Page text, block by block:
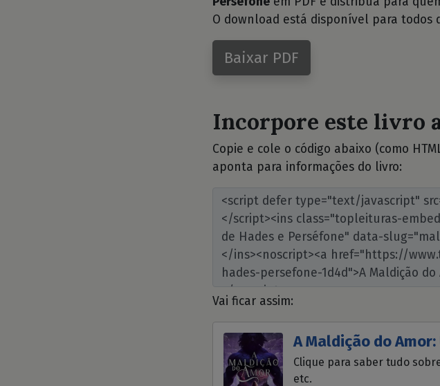
O download está disponível para todos
Baixar PDF
Incorpore este livro
Copie e cole o código abaixo (como
aponta para informações do livro:
Vai ficar assim:
A Maldição do
Clique para saber tudo
etc.